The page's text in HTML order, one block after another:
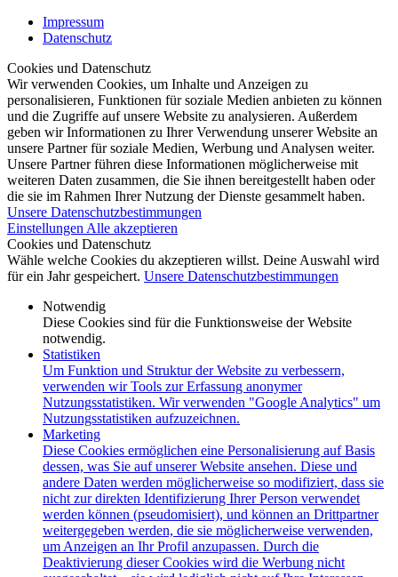
Impressum
Datenschutz
Cookies und Datenschutz
Wir verwenden Cookies, um Inhalte und Anzeigen zu
personalisieren, Funktionen für soziale Medien anbieten zu können
und die Zugriffe auf unsere Website zu analysieren. Außerdem
geben wir Informationen zu Ihrer Verwendung unserer Website an
unsere Partner für soziale Medien, Werbung und Analysen weiter.
Unsere Partner führen diese Informationen möglicherweise mit
weiteren Daten zusammen, die Sie ihnen bereitgestellt haben oder
die sie im Rahmen Ihrer Nutzung der Dienste gesammelt haben.
Unsere Datenschutzbestimmungen
Einstellungen Alle akzeptieren
Cookies und Datenschutz
Wähle welche Cookies du akzeptieren willst. Deine Auswahl wird
für ein Jahr gespeichert. Unsere Datenschutzbestimmungen
Notwendig
Diese Cookies sind für die Funktionsweise der Website
notwendig.
Statistiken
Um Funktion und Struktur der Website zu verbessern,
verwenden wir Tools zur Erfassung anonymer
Nutzungsstatistiken. Wir verwenden "Google Analytics" um
Nutzungsstatistiken aufzuzeichnen.
Marketing
Diese Cookies ermöglichen eine Personalisierung auf Basis
dessen, was Sie auf unserer Website ansehen. Diese und
andere Daten werden möglicherweise so modifiziert, dass sie
nicht zur direkten Identifizierung Ihrer Person verwendet
werden können (pseudomisiert), und können an Drittpartner
weitergegeben werden, die sie möglicherweise verwenden,
um Anzeigen an Ihr Profil anzupassen. Durch die
Deaktivierung dieser Cookies wird die Werbung nicht